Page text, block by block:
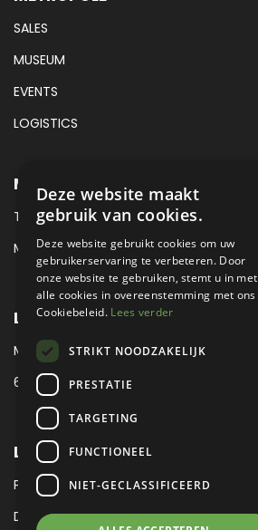
SALES
MUSEUM
EVENTS
LOGISTICS
METROPOLE SALES CONTACT
TEL:+31 (0) 88 425 94 00
MAIL:SALES@METROPOLE.NL
LOCATIE
MEUBELLAAN 1 / VIA ENZO FERRARI
6651 KV DRUTEN / THE NETHERLANDS
LEGAL
PRIVACY VERKLARING
DISCLAIMER|SITEMAP
Deze website maakt
gebruik van cookies.
Deze website gebruikt cookies om uw
gebruikerservaring te verbeteren. Door
onze website te gebruiken, stemt u in met
alle cookies in overeenstemming met ons
Cookiebeleid. Lees verder
STRIKT NOODZAKELIJK
PRESTATIE
TARGETING
FUNCTIONEEL
NIET-GECLASSIFICEERD